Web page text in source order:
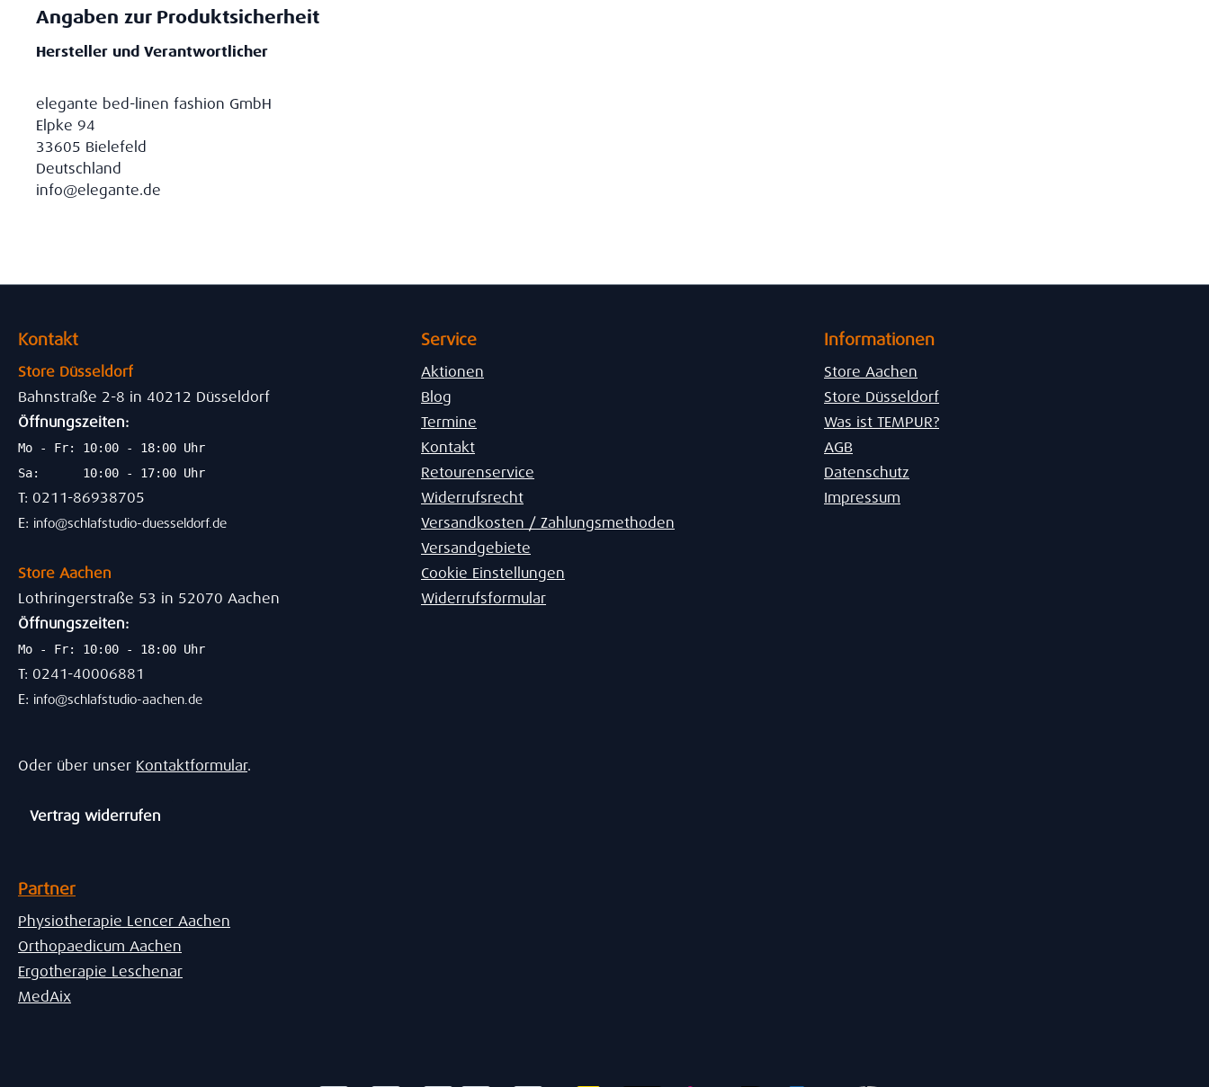
Angaben zur Produktsicherheit
Hersteller und Verantwortlicher
elegante bed-linen fashion GmbH
Elpke 94
33605 Bielefeld
Deutschland
info@elegante.de
Kontakt
Store Düsseldorf
Bahnstraße 2-8 in 40212 Düsseldorf
Öffnungszeiten:
Mo - Fr: 10:00 - 18:00 Uhr
Sa: 10:00 - 17:00 Uhr
T: 0211-86938705
E: info@schlafstudio-duesseldorf.de
Store Aachen
Lothringerstraße 53 in 52070 Aachen
Öffnungszeiten:
Mo - Fr: 10:00 - 18:00 Uhr
T: 0241-40006881
E: info@schlafstudio-aachen.de
Oder über unser Kontaktformular.
Vertrag widerrufen
Service
Aktionen
Blog
Termine
Kontakt
Retourenservice
Widerrufsrecht
Versandkosten / Zahlungsmethoden
Versandgebiete
Cookie Einstellungen
Widerrufsformular
Informationen
Store Aachen
Store Düsseldorf
Was ist TEMPUR?
AGB
Datenschutz
Impressum
Partner
Physiotherapie Lencer Aachen
Orthopaedicum Aachen
Ergotherapie Leschenar
MedAix